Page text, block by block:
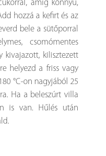
amíg könnyű,
hozzá a kefirt és az
bele a sütőporral
csomómentes
kivajazott, kilisztezett
helyezd a friss vagy
°C-on nagyjából 25
Ha a beleszúrt villa
is van. Hűlés után